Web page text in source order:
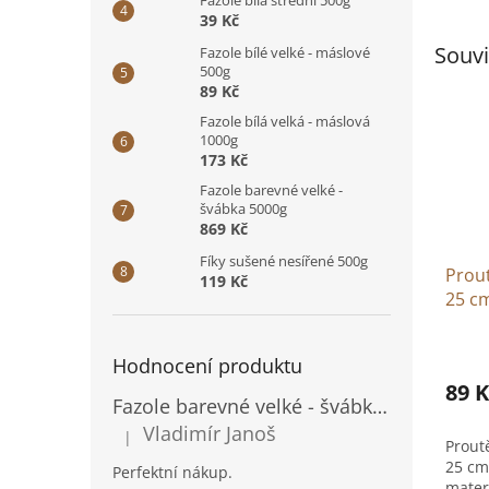
39 Kč
Fazole bílé velké - máslové
500g
89 Kč
Fazole bílá velká - máslová
1000g
173 Kč
Fazole barevné velké -
švábka 5000g
869 Kč
Fíky sušené nesířené 500g
119 Kč
Hodnocení produktu
Fazole barevné velké - švábka 500g
Hodnocení produktu je 5 z 5 hvězdiček.
| Vladimír Janoš
Perfektní nákup.
25
89
25